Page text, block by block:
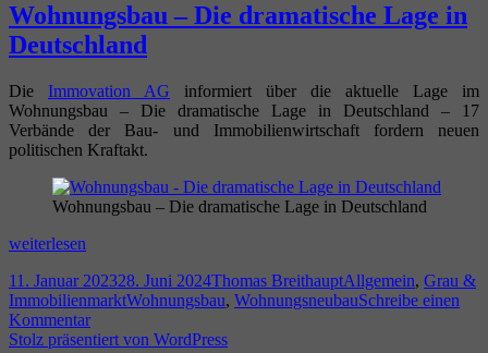
Wohnungsbau – Die dramatische Lage in
Deutschland
Die Immovation AG informiert über die aktuelle Lage im
Wohnungsbau – Die dramatische Lage in Deutschland – 17
Verbände der Bau- und Immobilienwirtschaft fordern neuen
politischen Kraftakt.
Wohnungsbau – Die dramatische Lage in Deutschland
Wohnungsbau
Die
dramatische
Lage
in
weiterlesen
Veröffentlicht
am
11. Januar 202328. Juni 2024Autor
Thomas BreithauptKategorien
Allgemein, Grau &
ImmobilienmarktSchlagwörter
Wohnungsbau, WohnungsneubauSchreibe einen
Kommentarzu
Wohnungsbau
Stolz präsentiert von WordPress